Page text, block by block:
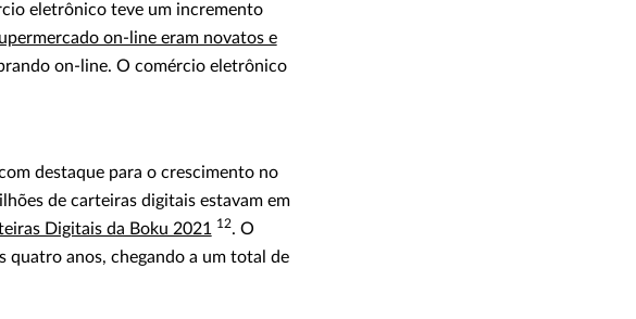
eletrônico teve um incremento
on-line eram novatos e
on-line. O comércio eletrônico
destaque para o crescimento no
de carteiras digitais estavam em
Digitais da Boku 2021 12. O
quatro anos, chegando a um total de